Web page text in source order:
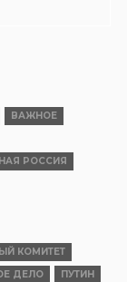
ВАЖНОЕ
РОССИЯ
КОМИТЕТ
ДЕЛО
ПУТИН